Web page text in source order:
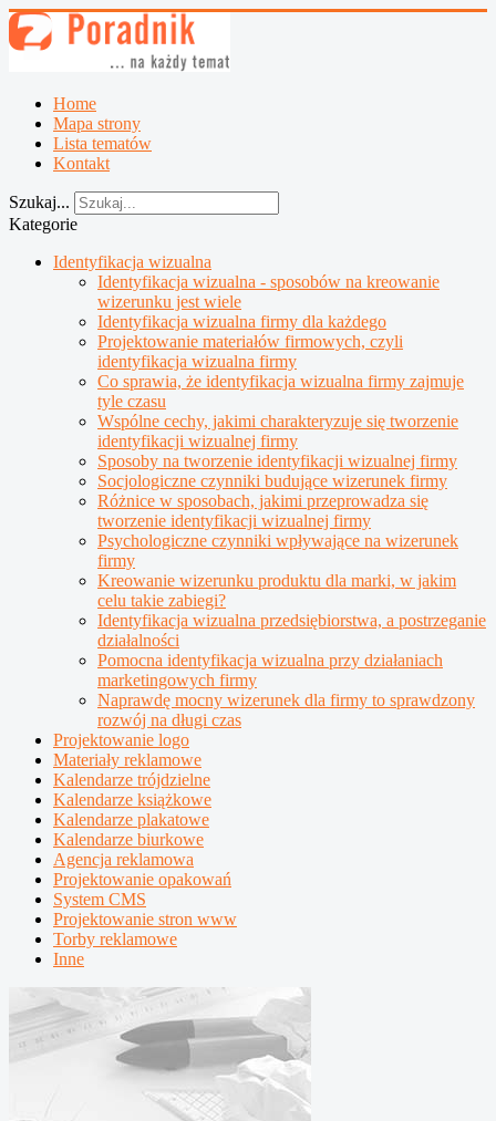
Home
Mapa strony
Lista tematów
Kontakt
Szukaj...
Kategorie
Identyfikacja wizualna
Identyfikacja wizualna - sposobów na kreowanie
wizerunku jest wiele
Identyfikacja wizualna firmy dla każdego
Projektowanie materiałów firmowych, czyli
identyfikacja wizualna firmy
Co sprawia, że identyfikacja wizualna firmy zajmuje
tyle czasu
Wspólne cechy, jakimi charakteryzuje się tworzenie
identyfikacji wizualnej firmy
Sposoby na tworzenie identyfikacji wizualnej firmy
Socjologiczne czynniki budujące wizerunek firmy
Różnice w sposobach, jakimi przeprowadza się
tworzenie identyfikacji wizualnej firmy
Psychologiczne czynniki wpływające na wizerunek
firmy
Kreowanie wizerunku produktu dla marki, w jakim
celu takie zabiegi?
Identyfikacja wizualna przedsiębiorstwa, a postrzeganie
działalności
Pomocna identyfikacja wizualna przy działaniach
marketingowych firmy
Naprawdę mocny wizerunek dla firmy to sprawdzony
rozwój na długi czas
Projektowanie logo
Materiały reklamowe
Kalendarze trójdzielne
Kalendarze książkowe
Kalendarze plakatowe
Kalendarze biurkowe
Agencja reklamowa
Projektowanie opakowań
System CMS
Projektowanie stron www
Torby reklamowe
Inne